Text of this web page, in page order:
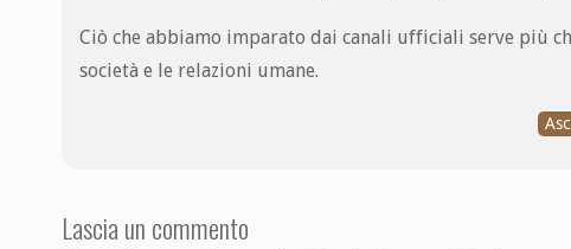
Ciò che abbiamo imparato dai canali ufficiali serve più
società e le relazioni umane.
Lascia un commento